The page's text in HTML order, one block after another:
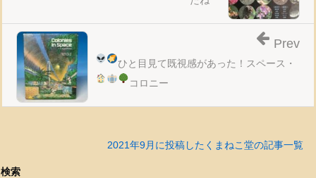
ひと目見て既視感があった！ スペース・
コロニー
Prev
2021年9月に投稿したくまねこ堂の記事一覧
検索